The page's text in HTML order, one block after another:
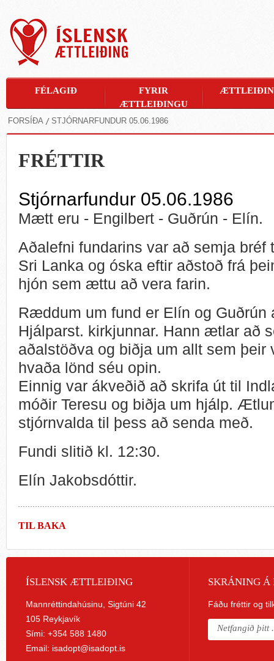
FORSÍÐA STJÓRNARFUNDUR 05.06.1986
FRÉTTIR
Stjórnarfundur 05.06.1986
Mætt eru - Engilbert - Guðrún - Elín.
Aðalefni fundarins var að semja bréf
Sri Lanka og óska eftir aðstoð frá
hjón sem ættu að vera farin.
Ræddum um fund er Elín og Guðrún
Hjálparst. kirkjunnar. Hann ætlar að
aðalstöðva og biðja um allt sem
hvaða lönd séu opin.
Einnig var ákveðið að skrifa út til
móðir Teresu og biðja um hjálp.
stjórnvalda til þess að senda með.
Fundi slitið kl. 12:30.
Elín Jakobsdóttir.
TIL BAKA
FÉLAGIÐ
FYRIR
ÆTTLEIÐINGU
ÍSLENSK ÆTTLEIÐING
Mannréttindahúsinu, Sigtúni 42
105 Reykjavík
Sími: +354 588 1480
Email: isadopt@isadopt.is
SKRÁNING Á
Fáðu fréttir og